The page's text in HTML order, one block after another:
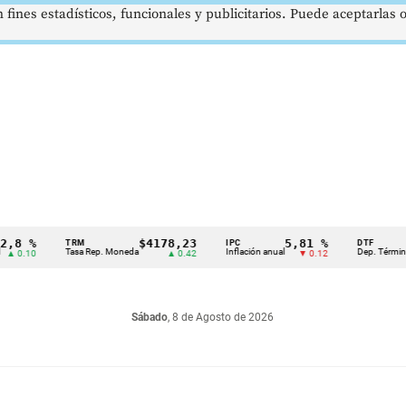
TRM
Tasa Rep. Moneda
$4178,23
▲ 0.42
IPC
Inflación anual
5,81 %
▼ 0.12
DTF
Dep. Término Fijo
Sábado, 8 de Agosto de 2026
estadísticos, funcionales y publicitarios. Puede aceptarlas